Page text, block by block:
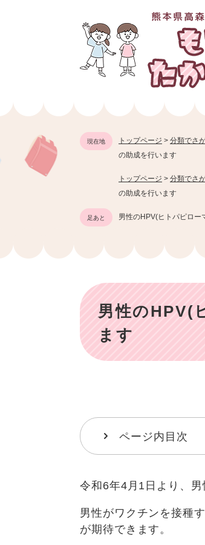
現在地 トップページ > 分類でさ
の助成を行います
トップページ > 分類でさ
の助成を行います
足あと 男性のHPV(ヒトパピロー
本
文
男性のHPV(
ます
ページ内目次
令和6年4月1日より、
男性がワクチンを接種
が期待できます。